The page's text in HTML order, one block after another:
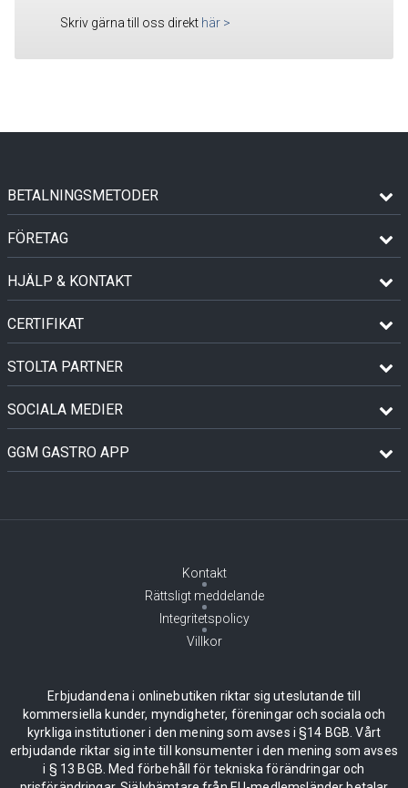
Skriv gärna till oss direkt här >
BETALNINGSMETODER
FÖRETAG
HJÄLP & KONTAKT
CERTIFIKAT
STOLTA PARTNER
SOCIALA MEDIER
GGM GASTRO APP
Kontakt
Rättsligt meddelande
Integritetspolicy
Villkor
Erbjudandena i onlinebutiken riktar sig uteslutande till
kommersiella kunder, myndigheter, föreningar och sociala och
kyrkliga institutioner i den mening som avses i §14 BGB. Vårt
erbjudande riktar sig inte till konsumenter i den mening som avses
i § 13 BGB. Med förbehåll för tekniska förändringar och